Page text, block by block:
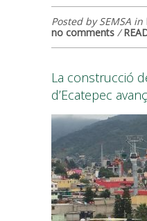
Posted by SEMSA in
no comments /
La construcció
d’Ecatepec